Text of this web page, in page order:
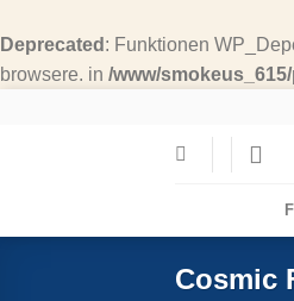
Deprecated : Funktionen
browsere. in /www/
Cosmic